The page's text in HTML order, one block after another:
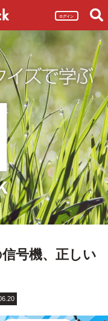
ログイン
号機、正しい